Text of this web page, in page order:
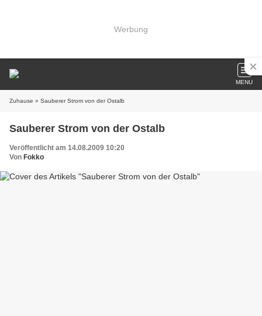
Werbung
MENU
Zuhause » Sauberer Strom von der Ostalb
Sauberer Strom von der Ostalb
Veröffentlicht am 14.08.2009 10:20
Von Fokko